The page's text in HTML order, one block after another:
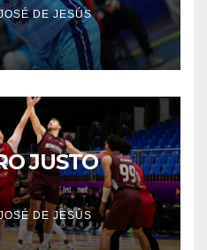
DE JESÚS
JUSTO
DE JESÚS